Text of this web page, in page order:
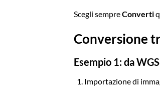
Scegli sempreConverti
Conversione
Esempio 1: da
Importazione di